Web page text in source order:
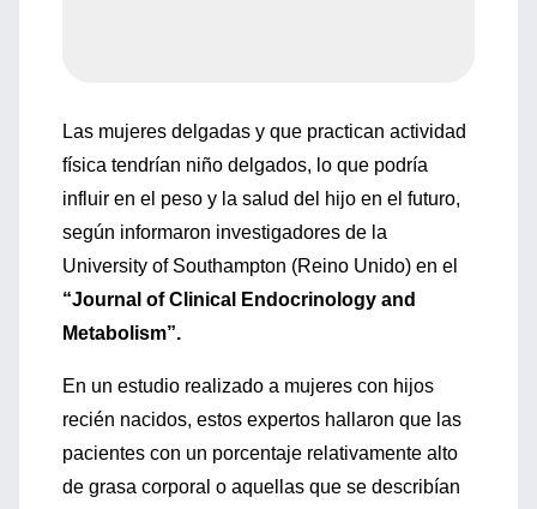
Las mujeres delgadas y que practican actividad
física tendrían niño delgados, lo que podría
influir en el peso y la salud del hijo en el futuro,
según informaron investigadores de la
University of Southampton (Reino Unido) en el
“Journal of Clinical Endocrinology and
Metabolism”.
En un estudio realizado a mujeres con hijos
recién nacidos, estos expertos hallaron que las
pacientes con un porcentaje relativamente alto
de grasa corporal o aquellas que se describían